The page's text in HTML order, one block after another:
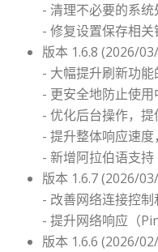
- 清理不必要的系
- 修复设置保存相
版本 1.6.8 (2026/
- 大幅提升刷新功
- 更安全地防止使
- 优化后台操作，
- 提升整体响应速
- 新增阿拉伯语支持
版本 1.6.7 (2026/
- 改善网络连接控
- 提升网络响应（
版本 1.6.6 (2026/